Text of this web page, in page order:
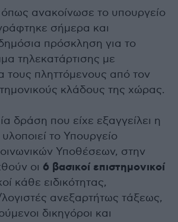
όπως ανακοίνωσε το υπουργείο
σήμερα και
πρόσκληση για το
τηλεκατάρτισης με
τους πληττόμενους από τον
κλάδους της χώρας.
δράση που είχε εξαγγείλει η
το Υπουργείο
Υποθέσεων, στην
οι 6 βασικοί επιστημονικοί
κάθε ειδικότητας,
ανεξαρτήτως τάξεως,
δικηγόροι και